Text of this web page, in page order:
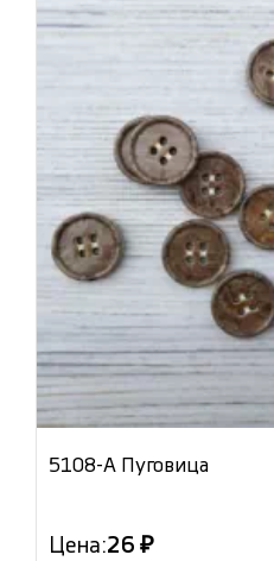
5108-А Пуговица
Цена:26 ₽